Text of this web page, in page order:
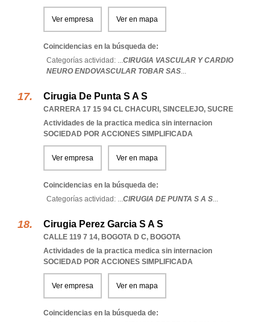
Ver empresa Ver en mapa
Coincidencias en la búsqueda de:
Categorías actividad: ...CIRUGIA VASCULAR Y CARDIO
NEURO ENDOVASCULAR TOBAR SAS...
Cirugia De Punta S A S
CARRERA 17 15 94 CL CHACURI , SINCELEJO, SUCRE
Actividades de la practica medica sin internacion
SOCIEDAD POR ACCIONES SIMPLIFICADA
Ver empresa Ver en mapa
Coincidencias en la búsqueda de:
Categorías actividad: ...CIRUGIA DE PUNTA S A S...
Cirugia Perez Garcia S A S
CALLE 119 7 14, BOGOTA D C, BOGOTA
Actividades de la practica medica sin internacion
SOCIEDAD POR ACCIONES SIMPLIFICADA
Ver empresa Ver en mapa
Coincidencias en la búsqueda de: